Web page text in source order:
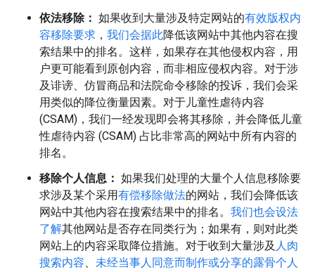
依法移除： 如果收到大量涉及特定网站的有效版权内
容移除要求 ， 我们会据此降低该网站中其他内容在搜
索结果中的排名。这样，如果存在其他侵权内容，用
户更可能看到原创内容，而非相应侵权内容。对于涉
及诽谤、仿冒商品和法院命令移除的投诉，我们会采
用类似的降位衡量因素。对于儿童性虐待内容
(CSAM)，我们一经发现即会将其移除，并会降低儿童
性虐待内容 (CSAM) 占比非常高的网站中所有内容的
排名。
移除个人信息： 如果我们处理的大量个人信息移除要
求涉及某个采用有偿移除做法的网站，我们会降低该
网站中其他内容在搜索结果中的排名。 我们也会设法
了解其他网站是否存在同类行为；如果有，则对此类
网站上的内容采取降位措施。对于收到大量涉及 人肉
搜索内容、 未经当事人同意而制作或分享的露骨个人